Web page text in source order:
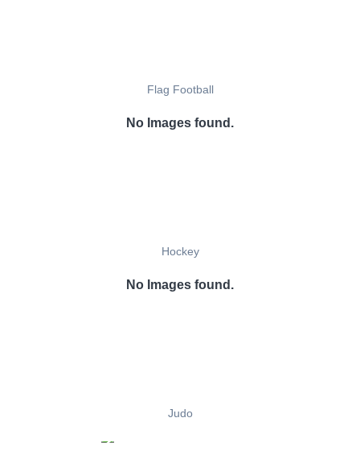
Flag Football
No Images found.
Hockey
No Images found.
Judo